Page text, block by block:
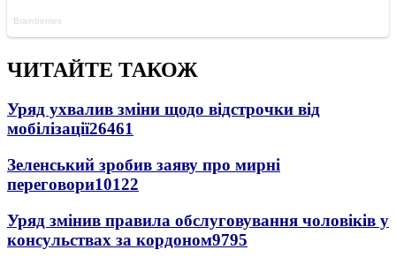
ЧИТАЙТЕ ТАКОЖ
Уряд ухвалив зміни щодо відстрочки від
мобілізації26461
Зеленський зробив заяву про мирні
переговори10122
Уряд змінив правила обслуговування чоловіків у
консульствах за кордоном9795